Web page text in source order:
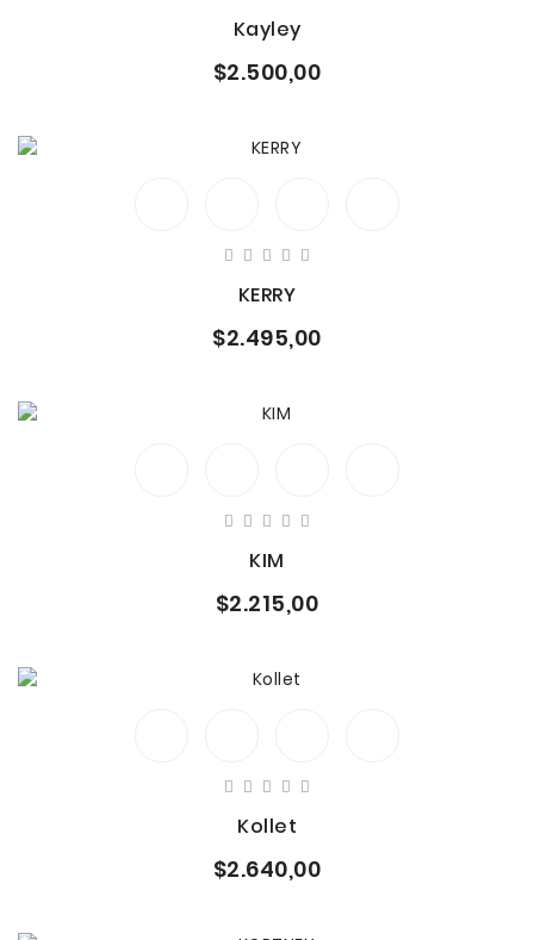
Kayley
$2.500,00
KERRY
$2.495,00
KIM
$2.215,00
Kollet
$2.640,00